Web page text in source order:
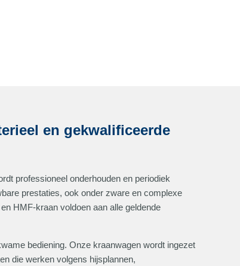
en gekwalificeerde
professioneel onderhouden en periodiek
prestaties, ook onder zware en complexe
HMF-kraan voldoen aan alle geldende
bediening. Onze kraanwagen wordt ingezet
die werken volgens hijsplannen,